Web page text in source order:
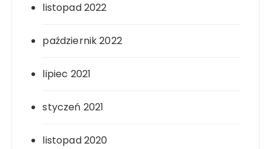
listopad 2022
październik 2022
lipiec 2021
styczeń 2021
listopad 2020